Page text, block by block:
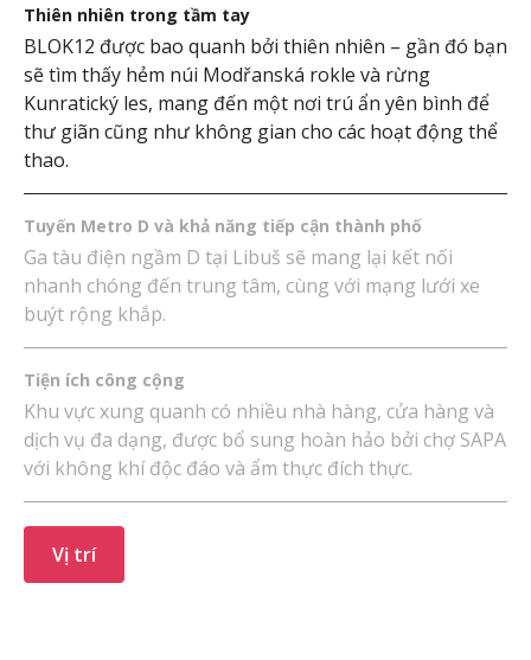
Thiên nhiên trong tầm tay
BLOK12 được bao quanh bởi thiên nhiên – gần đó bạn
sẽ tìm thấy hẻm núi Modřanská rokle và rừng
Kunratický les, mang đến một nơi trú ẩn yên bình để
thư giãn cũng như không gian cho các hoạt động thể
thao.
Tuyến Metro D và khả năng tiếp cận thành phố
Ga tàu điện ngầm D tại Libuš sẽ mang lại kết nối
nhanh chóng đến trung tâm, cùng với mạng lưới xe
buýt rộng khắp.
Tiện ích công cộng
Khu vực xung quanh có nhiều nhà hàng, cửa hàng và
dịch vụ đa dạng, được bổ sung hoàn hảo bởi chợ SAPA
với không khí độc đáo và ẩm thực đích thực.
Vị trí